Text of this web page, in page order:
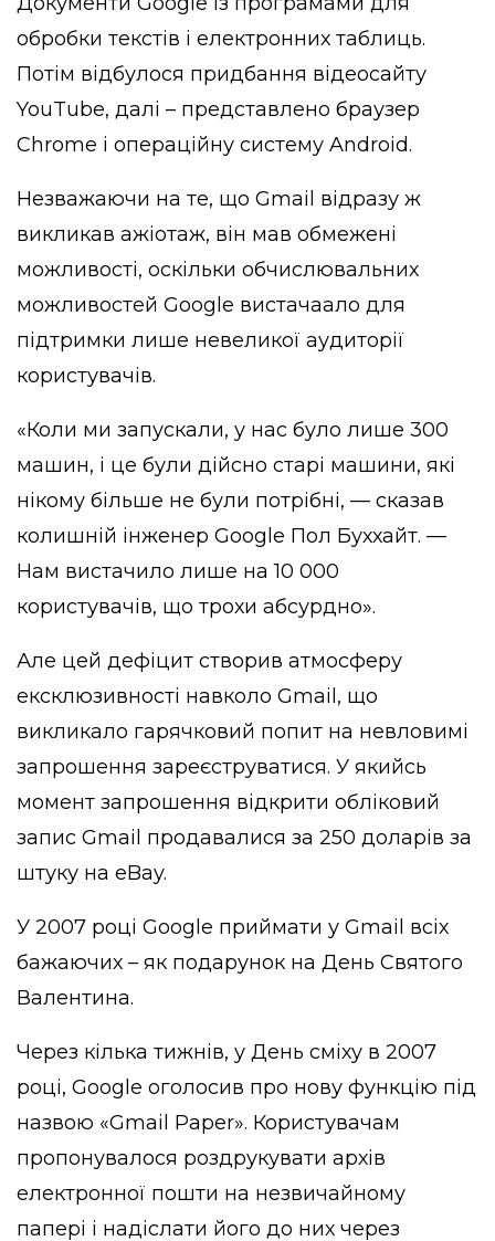
обробки текстів і електронних таблиць.
Потім відбулося придбання відеосайту
YouTube, далі – представлено браузер
Chrome і операційну систему Android.
Незважаючи на те, що Gmail відразу ж
викликав ажіотаж, він мав обмежені
можливості, оскільки обчислювальних
можливостей Google вистачаало для
підтримки лише невеликої аудиторії
користувачів.
«Коли ми запускали, у нас було лише 300
машин, і це були дійсно старі машини, які
нікому більше не були потрібні, — сказав
колишній інженер Google Пол Буххайт. —
Нам вистачило лише на 10 000
користувачів, що трохи абсурдно».
Але цей дефіцит створив атмосферу
ексклюзивності навколо Gmail, що
викликало гарячковий попит на невловимі
запрошення зареєструватися. У якийсь
момент запрошення відкрити обліковий
запис Gmail продавалися за 250 доларів за
штуку на eBay.
У 2007 році Google приймати у Gmail всіх
бажаючих – як подарунок на День Святого
Валентина.
Через кілька тижнів, у День сміху в 2007
році, Google оголосив про нову функцію під
назвою «Gmail Paper». Користувачам
пропонувалося роздрукувати архів
електронної пошти на незвичайному
папері і надіслати його до них через